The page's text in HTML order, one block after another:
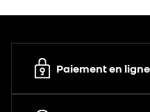
Paiement en